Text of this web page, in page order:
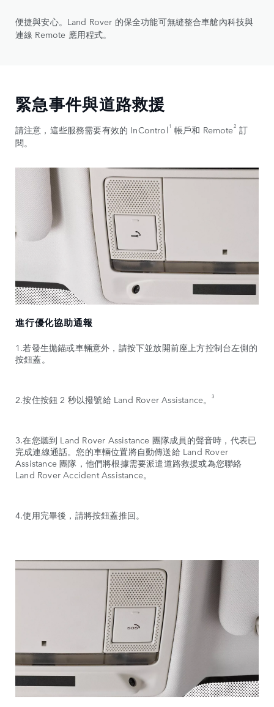
便捷與安心。Land Rover 的保全功能可無縫整合車艙內科技與
連線 Remote 應用程式。
緊急事件與道路救援
請注意，這些服務需要有效的 InControl1 帳戶和 Remote2 訂
閱。
進行優化協助通報
1.若發生拋錨或車輛意外，請按下並放開前座上方控制台左側的
按鈕蓋。
2.按住按鈕 2 秒以撥號給 Land Rover Assistance。3
3.在您聽到 Land Rover Assistance 團隊成員的聲音時，代表已
完成連線通話。您的車輛位置將自動傳送給 Land Rover
Assistance 團隊，他們將根據需要派遣道路救援或為您聯絡
Land Rover Accident Assistance。
4.使用完畢後，請將按鈕蓋推回。